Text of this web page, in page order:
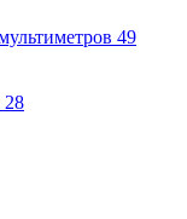
49
28